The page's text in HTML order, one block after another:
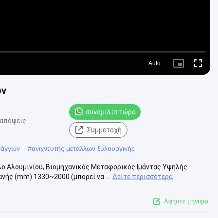
Auto
Picture- Fullscreen
συνομιλία τώρα
Συμμετοχή
#ανιχνευτής μετάλλων ξυλουργικής
Βιομηχανικός Μεταφορικός Ιμάντας Υψηλής
(mm) 1330~2000 (μπορεί να ...
Δείτε περισσότερα
Αφήστε μήνυμα.